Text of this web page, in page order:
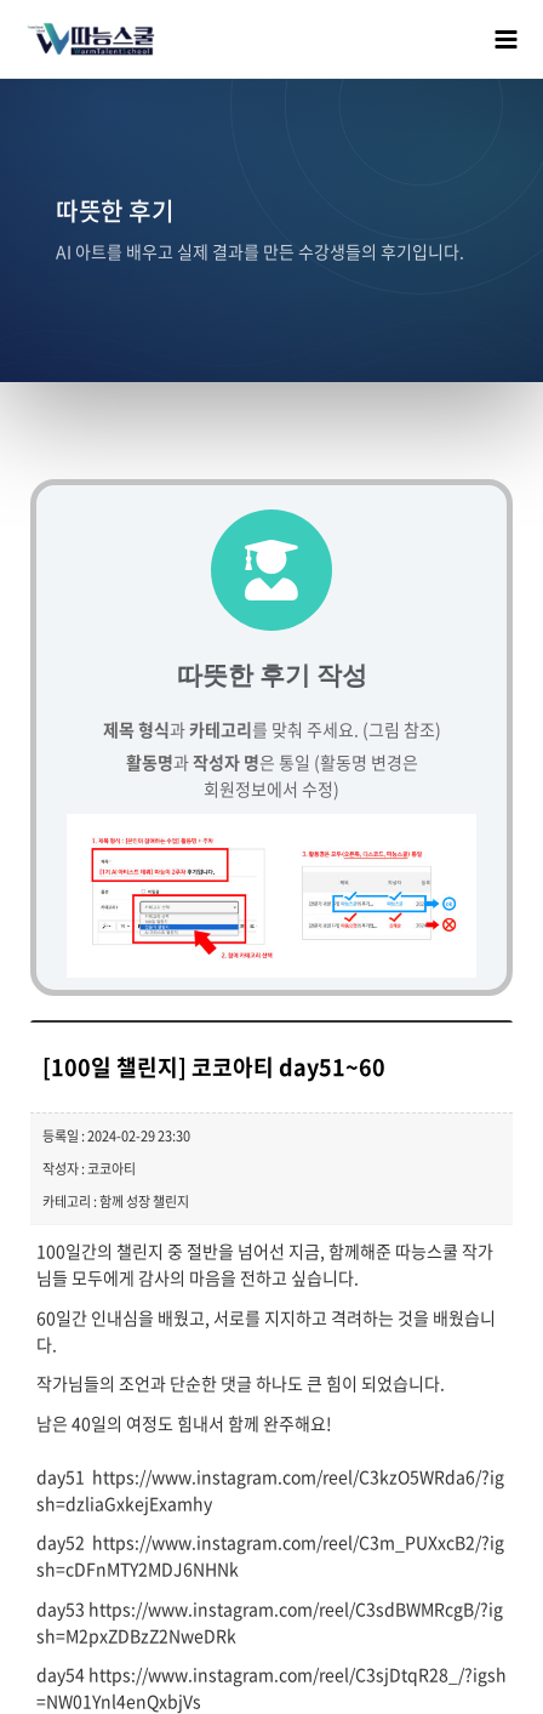
따뜻한 후기
AI 아트를 배우고 실제 결과를 만든 수강생들의 후기입니다.
따뜻한 후기 작성
제목 형식과카테고리를 맞춰 주세요. (그림 참조)
활동명과작성자 명은 통일 (활동명 변경은
회원정보에서 수정)
[100일 챌린지] 코코아티 day51~60
등록일 : 2024-02-29 23:30
작성자 : 코코아티
카테고리 : 함께 성장 챌린지
100일간의 챌린지 중 절반을 넘어선 지금, 함께해준 따능스쿨 작가
님들 모두에게 감사의 마음을 전하고 싶습니다.
60일간 인내심을 배웠고, 서로를 지지하고 격려하는 것을 배웠습니
다.
작가님들의 조언과 단순한 댓글 하나도 큰 힘이 되었습니다.
남은 40일의 여정도 힘내서 함께 완주해요!
day51 https://www.instagram.com/reel/C3kzO5WRda6/?ig
sh=dzliaGxkejExamhy
day52 https://www.instagram.com/reel/C3m_PUXxcB2/?ig
sh=cDFnMTY2MDJ6NHNk
day53 https://www.instagram.com/reel/C3sdBWMRcgB/?ig
sh=M2pxZDBzZ2NweDRk
day54 https://www.instagram.com/reel/C3sjDtqR28_/?igsh
=NW01Ynl4enQxbjVs